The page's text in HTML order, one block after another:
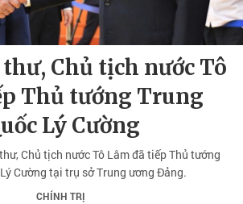
Chủ tịch nước Tô
Thủ tướng Trung
Lý Cường
Chủ tịch nước Tô Lâm đã tiếp Thủ tướng
Cường tại trụ sở Trung ương Đảng.
CHÍNH TRỊ